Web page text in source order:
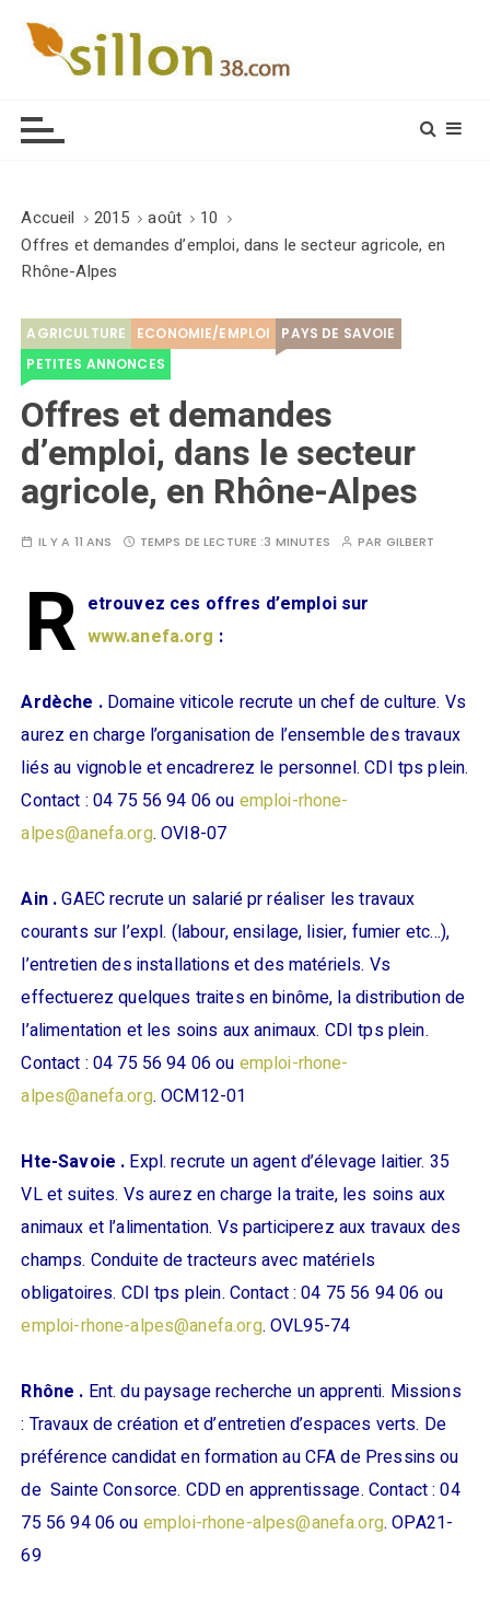
Accueil 2015 août
10
Offres et demandes d’emploi, dans le secteur agricole, en
Rhône-Alpes
AGRICULTURE ECONOMIE/EMPLOI
PAYS DE SAVOIE
PETITES ANNONCES
Offres et demandes
d’emploi, dans le secteur
agricole, en Rhône-Alpes
IL Y A 11 ANS TEMPS DE LECTURE :3 MINUTES PAR GILBERT
R etrouvez ces offres d’emploi sur
www.anefa.org :
Ardèche . Domaine viticole recrute un chef de culture. Vs
aurez en charge l’organisation de l’ensemble des travaux
liés au vignoble et encadrerez le personnel. CDI tps plein.
Contact : 04 75 56 94 06 ou emploi-rhone-
alpes@anefa.org. OVI8-07
Ain .GAEC recrute un salarié pr réaliser les travaux
courants sur l’expl. (labour, ensilage, lisier, fumier etc…),
l’entretien des installations et des matériels. Vs
effectuerez quelques traites en binôme, la distribution de
l’alimentation et les soins aux animaux. CDI tps plein.
Contact : 04 75 56 94 06 ou emploi-rhone-
alpes@anefa.org. OCM12-01
Hte-Savoie . Expl. recrute un agent d’élevage laitier. 35
VL et suites. Vs aurez en charge la traite, les soins aux
animaux et l’alimentation. Vs participerez aux travaux des
champs. Conduite de tracteurs avec matériels
obligatoires. CDI tps plein. Contact : 04 75 56 94 06 ou
emploi-rhone-alpes@anefa.org. OVL95-74
Rhône . Ent. du paysage recherche un apprenti. Missions
: Travaux de création et d’entretien d’espaces verts. De
préférence candidat en formation au CFA de Pressins ou
de Sainte Consorce. CDD en apprentissage. Contact : 04
75 56 94 06 ou emploi-rhone-alpes@anefa.org. OPA21-
69